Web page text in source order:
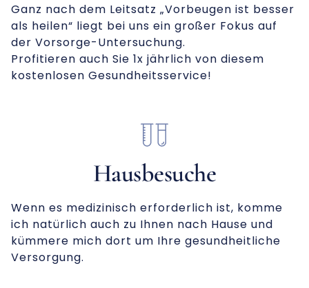
Ganz nach dem Leitsatz „Vorbeugen ist besser
als heilen“ liegt bei uns ein großer Fokus auf
der Vorsorge-Untersuchung.
Profitieren auch Sie 1x jährlich von diesem
kostenlosen Gesundheitsservice!
Hausbesuche
Wenn es medizinisch erforderlich ist, komme
ich natürlich auch zu Ihnen nach Hause und
kümmere mich dort um Ihre gesundheitliche
Versorgung.